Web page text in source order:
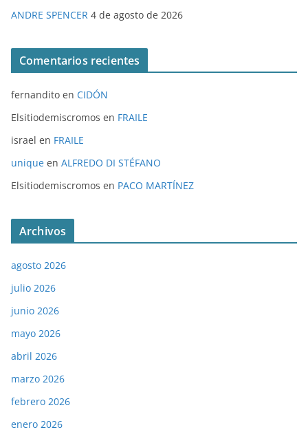
ANDRE SPENCER 4 de agosto de 2026
Comentarios recientes
fernandito en CIDÓN
Elsitiodemiscromos en FRAILE
israel en FRAILE
unique en ALFREDO DI STÉFANO
Elsitiodemiscromos en PACO MARTÍNEZ
Archivos
agosto 2026
julio 2026
junio 2026
mayo 2026
abril 2026
marzo 2026
febrero 2026
enero 2026